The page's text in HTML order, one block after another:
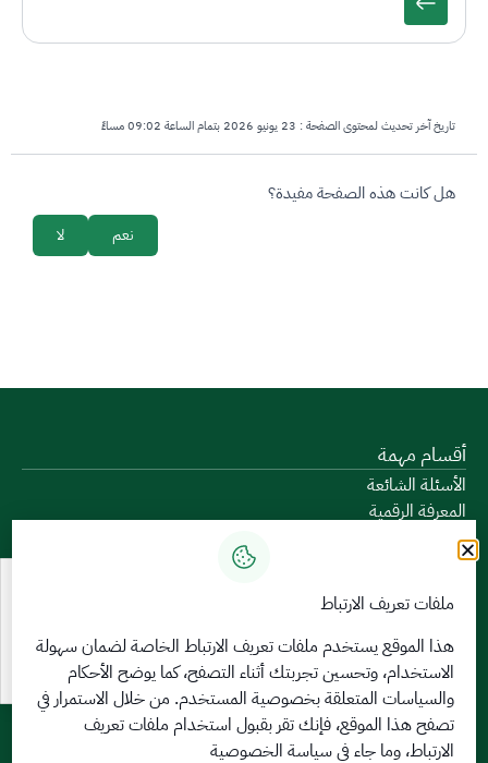
تاريخ آخر تحديث لمحتوى الصفحة : 23 يونيو 2026 بتمام الساعة 09:02 مساءً
survey_v2
هل كانت هذه الصفحة مفيدة؟
لا نعم
أقسام مهمة
الأسئلة الشائعة
المعرفة الرقمية
دليل الخدمات
المشاركة الإلكترونية
البيانات المفتوحة
السياسات واللوائح
تواصل معنا
الخدمات الإلكترونية
بوابة الدخول الموحد
بوابة الزوار
ملفات تعريف الارتباط
هذا الموقع يستخدم ملفات تعريف الارتباط الخاصة لضمان سهولة
الاستخدام، وتحسين تجربتك أثناء التصفح، كما يوضح الأحكام
والسياسات المتعلقةبخصوصية المستخدم. من خلال الاستمرار في
تصفح هذا الموقع، فإنك تقر بقبول استخدام ملفات تعريف
الارتباط، وما جاء في سياسة الخصوصية